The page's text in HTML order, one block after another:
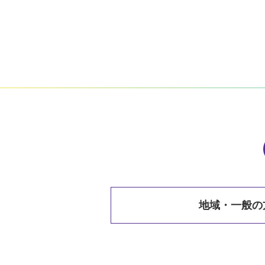
地域・一般の